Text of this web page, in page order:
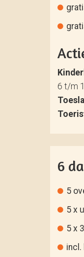
6 t/m
6
5
5 x
5 x
incl.